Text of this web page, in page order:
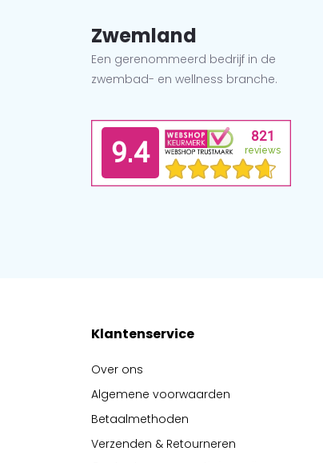
Zwemland
Een gerenommeerd bedrijf in de
zwembad- en wellness branche.
Klantenservice
Over ons
Algemene voorwaarden
Betaalmethoden
Verzenden & Retourneren